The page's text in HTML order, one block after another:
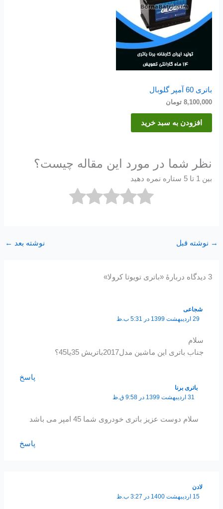
باتری 60 آمپر گلوبال
8,100,000 تومان
افزودن به سبد خرید
نظر شما در مورد این مقاله چیست؟
بین 1 تا 5 ستاره نمره دهید
→ نوشته قبل نوشته بعد ←
3 دیدگاه دربارهٔ «باتری تویوتا کرولا»
شجاعی
29 اردیبهشت 1399 در 5:31 ب.ظ
سلام
جناب باتری این ماشین مدل2017باتریش 35یا45؟
پاسخ
باتری برنا
31 اردیبهشت 1399 در 9:58 ق.ظ
سلام دوست عزیز باتری خودروی شما 45 امپر می باشد
پاسخ
لادن
15 اردیبهشت 1400 در 3:27 ب.ظ